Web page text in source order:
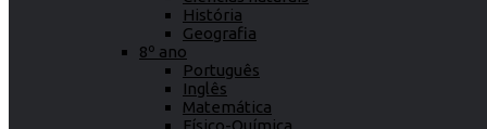
História
Geografia
8º ano
Português
Inglês
Matemática